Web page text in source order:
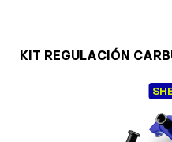
KIT REGULACIÓN